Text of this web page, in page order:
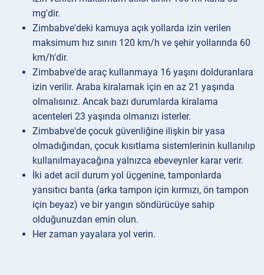
mg'dir.
Zimbabve'deki kamuya açık yollarda izin verilen
maksimum hız sınırı 120 km/h ve şehir yollarında 60
km/h'dir.
Zimbabve'de araç kullanmaya 16 yaşını dolduranlara
izin verilir. Araba kiralamak için en az 21 yaşında
olmalısınız. Ancak bazı durumlarda kiralama
acenteleri 23 yaşında olmanızı isterler.
Zimbabve'de çocuk güvenliğine ilişkin bir yasa
olmadığından, çocuk kısıtlama sistemlerinin kullanılıp
kullanılmayacağına yalnızca ebeveynler karar verir.
İki adet acil durum yol üçgenine, tamponlarda
yansıtıcı banta (arka tampon için kırmızı, ön tampon
için beyaz) ve bir yangın söndürücüye sahip
olduğunuzdan emin olun.
Her zaman yayalara yol verin.